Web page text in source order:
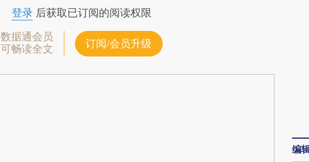
登录后获取已订阅的阅读权限
数据通会员
可畅读全文
订阅/会员升级
编